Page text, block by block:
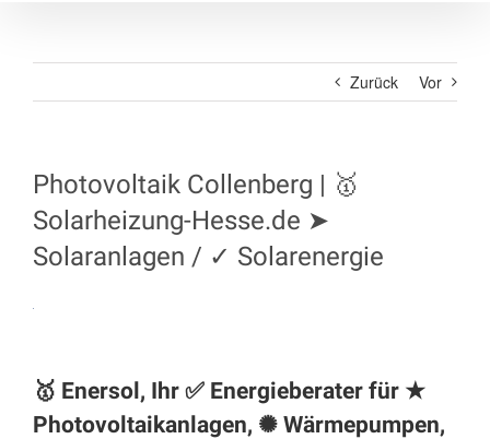
Zurück Vor
Photovoltaik Collenberg | 🥇
Solarheizung-Hesse.de ➤
Solaranlagen / ✓ Solarenergie
🥇 Enersol, Ihr ✅ Energieberater für ★
Photovoltaikanlagen, ✺ Wärmepumpen,